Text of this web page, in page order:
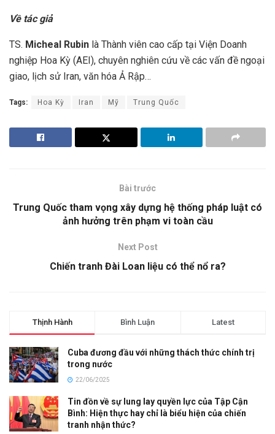
Về tác giả
TS. Micheal Rubin là Thành viên cao cấp tại Viện Doanh
nghiệp Hoa Kỳ (AEI), chuyên nghiên cứu về các vấn đề ngoại
giao, lịch sử Iran, văn hóa Ả Rập…
Tags: Hoa Kỳ Iran Mỹ Trung Quốc
Bài trước
Trung Quốc tham vọng xây dựng hệ thống pháp luật có
ảnh hưởng trên phạm vi toàn cầu
Next Post
Chiến tranh Đài Loan liệu có thể nổ ra?
Thịnh Hành Bình Luận Latest
Cuba đương đầu với những thách thức chính trị
trong nước
22/06/2025
Tin đồn về sự lung lay quyền lực của Tập Cận
Bình: Hiện thực hay chỉ là biểu hiện của chiến
tranh nhận thức?